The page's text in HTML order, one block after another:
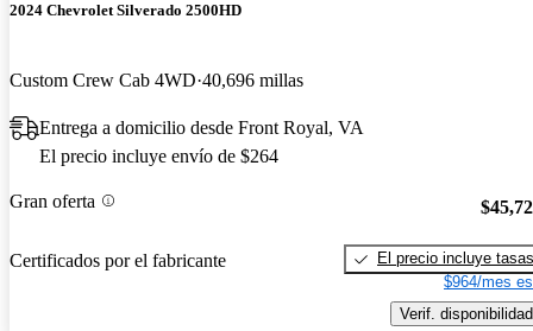
2024 Chevrolet Silverado 2500HD
Custom Crew Cab 4WD 40,696 millas
Entrega a domicilio desde Front Royal, VA
El precio incluye envío de $264
Gran oferta
Certificados por el fabricante
El precio incluye tasas
$964/mes
Verif. disponibilidad